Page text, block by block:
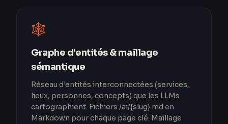
🕸️
Graphe d'entités & maillage
sémantique
Réseau d'entités interconnectées (services,
lieux, personnes, concepts) que les LLMs
cartographient. Fichiers /ai/{slug}.md en
Markdown pour chaque page clé. Maillage